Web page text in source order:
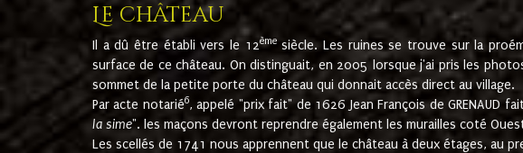
Le château
Il a dû être établi vers le 12èmesiècle. Les ruines se trouve sur la
surface de ce château. On distinguait, en 2005 lorsque j'ai pris les
sommet de la petite porte du château qui donnait accès direct au village.
Par acte notarié6, appelé "prix fait" de 1626 Jean François de GRENAUD
la sime". les maçons devront reprendre également les murailles coté
Les scellés de 1741 nous apprennent que le château à deux étages, au